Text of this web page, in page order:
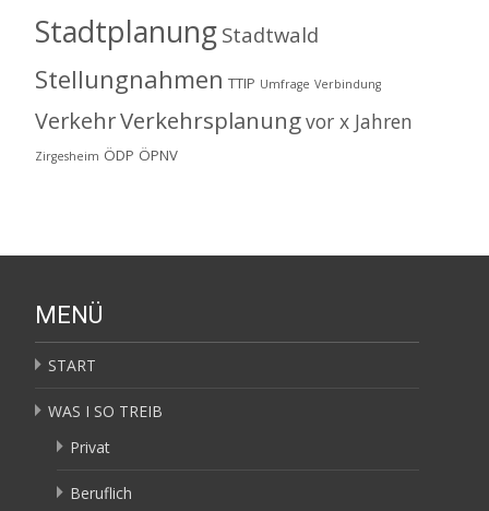
Stadtplanung Stadtwald
Stellungnahmen TTIP Umfrage Verbindung
VerkehrVerkehrsplanungvor x Jahren
Zirgesheim ÖDP ÖPNV
MENÜ
START
WAS I SO TREIB
Privat
Beruflich